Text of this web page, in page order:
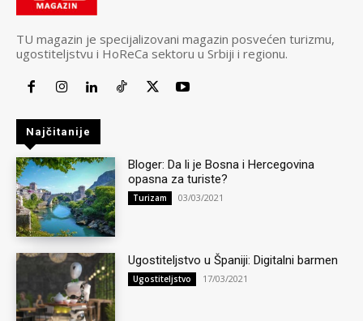
TU magazin je specijalizovani magazin posvećen turizmu,
ugostiteljstvu i HoReCa sektoru u Srbiji i regionu.
Najčitanije
Bloger: Da li je Bosna i Hercegovina
opasna za turiste?
Turizam 03/03/2021
Ugostiteljstvo u Španiji: Digitalni barmen
Ugostiteljstvo 17/03/2021